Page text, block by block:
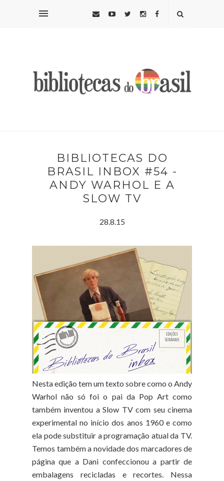
BIBLIOTECAS DO
BRASIL INBOX #54 -
ANDY WARHOL E A
SLOW TV
28.8.15
Nesta edição tem um texto sobre como o Andy
Warhol não só foi o pai da Pop Art como
também inventou a Slow TV com seu cinema
experimental no início dos anos 1960 e como
ela pode substituir a programação atual da TV.
Temos também a novidade dos marcadores de
página que a Dani confeccionou a partir de
embalagens recicladas e recortes. Nessa